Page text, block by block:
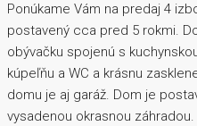
Ponúkame Vám na predaj 4
postavený cca pred 5 rokmi.
obývačku spojenú s
kúpeľňu a WC a krásnu
domu je aj garáž. Dom je
vysadenou okrasnou